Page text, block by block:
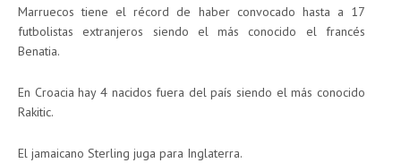
Marruecos tiene el récord de haber convocado hasta a 17
futbolistas extranjeros siendo el más conocido el francés
Benatia.
En Croacia hay 4 nacidos fuera del país siendo el más conocido
Rakitic.
El jamaicano Sterling juga para Inglaterra.